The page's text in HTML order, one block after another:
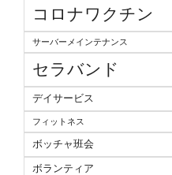
コロナワクチン
サーバーメインテナンス
セラバンド
デイサービス
フィットネス
ボッチャ班会
ボランティア